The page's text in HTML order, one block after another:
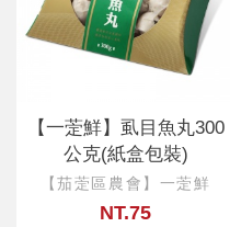
【一萣鮮】虱目魚丸300
公克(紙盒包裝)
【茄萣區農會】一萣鮮
NT.75